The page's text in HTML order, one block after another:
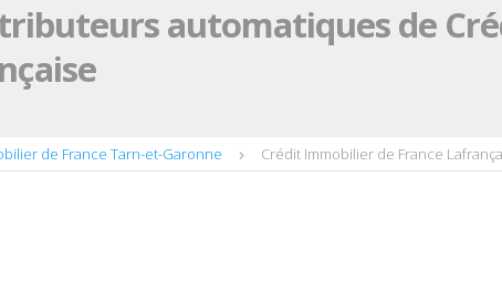
automatiques de
de France Tarn-et-Garonne Crédit Immobilier de France